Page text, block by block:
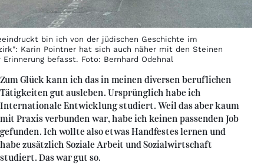
bin ich von der jüdischen Geschichte im
Karin Pointner hat sich auch näher mit den Steinen
Erinnerung befasst. Foto: Bernhard Odehnal
Zum Glück kann ich das in meinen diversen beruflichen
Tätigkeiten gut ausleben. Ursprünglich habe ich
Internationale Entwicklung studiert. Weil das aber kaum
mit Praxis verbunden war, habe ich keinen passenden Job
gefunden. Ich wollte also etwas Handfestes lernen und
habe zusätzlich Soziale Arbeit und Sozialwirtschaft
studiert. Das war gut so.